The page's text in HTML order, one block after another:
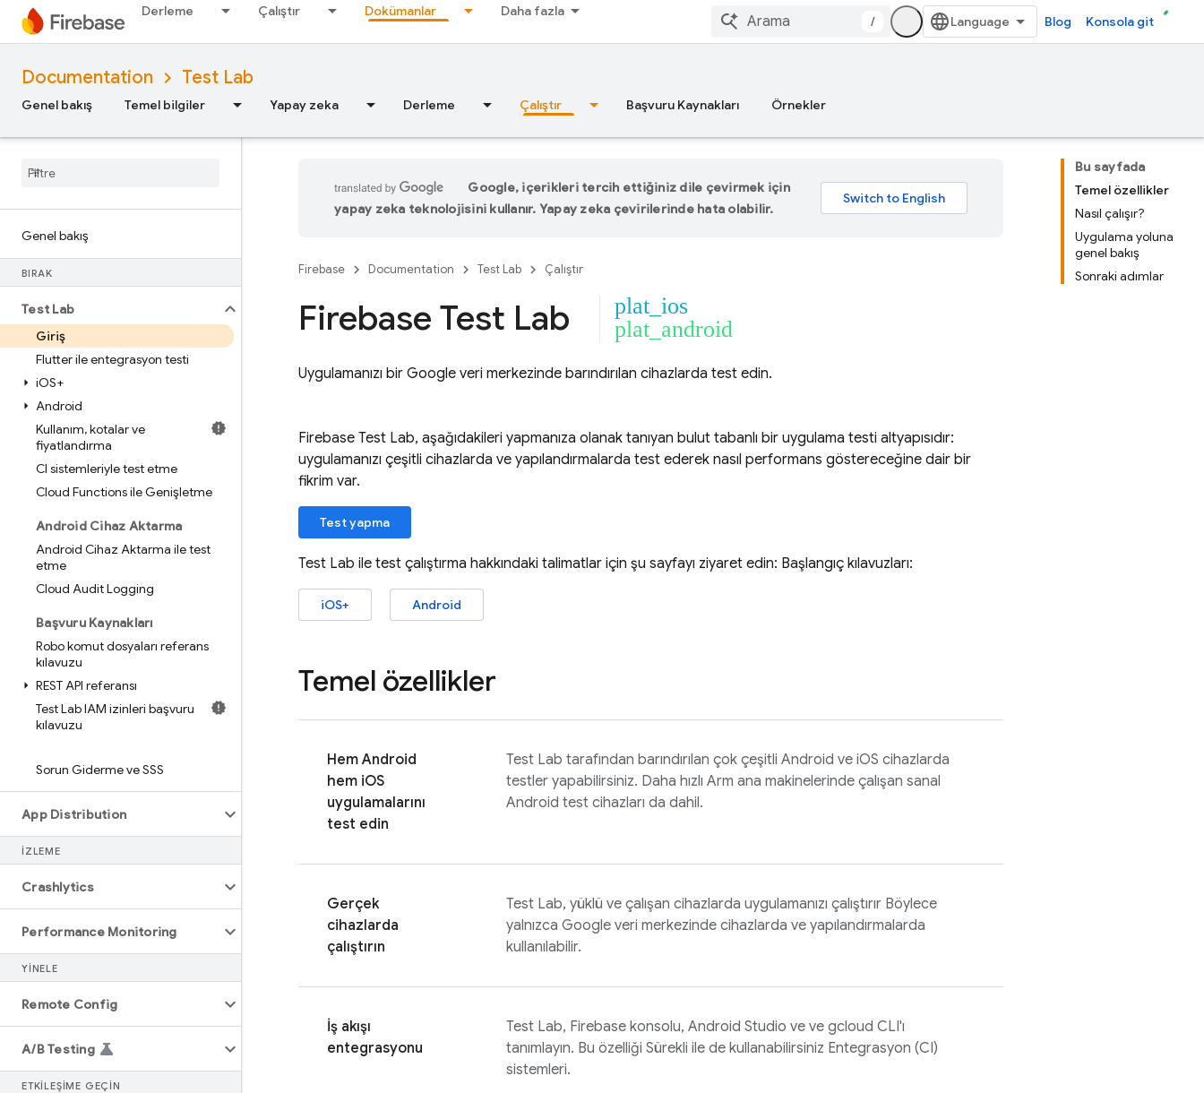
Derleme Çalıştır Dokümanlar Daha fazla
/ Blog Konsola git
Documentation Test Lab
Genel bakış Temel bilgiler Yapay zeka Derleme Çalıştır Başvuru Kaynakları Örnekler
Genel bakış
BIRAK
Test Lab
Giriş
Flutter ile entegrasyon testi
iOS+
Android
Kullanım,kotalar ve
fiyatlandırma
CI sistemleriyle test etme
Cloud Functions ile Genişletme
Android Cihaz Aktarma
Android Cihaz Aktarma ile test
etme
Cloud Audit Logging
Başvuru Kaynakları
Robo komut dosyaları referans
kılavuzu
REST API referansı
Test Lab IAM izinleri başvuru
kılavuzu
Sorun Giderme ve SSS
App Distribution
İZLEME
Crashlytics
Performance Monitoring
YINELE
Remote Config
A/B Testing
ETKILEŞIME GEÇIN
Bu sayfada
Temel özellikler
Nasıl çalışır?
Uygulama yoluna
genel bakış
Sonraki adımlar
Google, içerikleri tercih ettiğiniz dile çevirmek için
yapay zeka teknolojisini kullanır. Yapay zeka çevirilerinde hata olabilir.
Firebase Documentation Test Lab Çalıştır
Firebase Test Lab
plat_ios
plat_android
Uygulamanızı bir Google veri merkezinde barındırılan cihazlarda test edin.
Firebase Test Lab, aşağıdakileri yapmanıza olanak tanıyan bulut tabanlı bir uygulama testi altyapısıdır:
uygulamanızı çeşitli cihazlarda ve yapılandırmalarda test ederek nasıl performans göstereceğine dair bir
fikrim var.
Test yapma
Test Lab ile test çalıştırma hakkındaki talimatlar için şu sayfayı ziyaret edin: Başlangıç kılavuzları:
iOS+ Android
Temel özellikler
Hem Android
hem iOS
uygulamalarını
test edin
Test Lab tarafından barındırılan çok çeşitli Android ve iOS cihazlarda
testler yapabilirsiniz. Daha hızlı Arm ana makinelerinde çalışan sanal
Android test cihazları da dahil.
Gerçek
cihazlarda
çalıştırın
Test Lab, yüklü ve çalışan cihazlarda uygulamanızı çalıştırır Böylece
yalnızca Google veri merkezinde cihazlarda ve yapılandırmalarda
kullanılabilir.
İş akışı
entegrasyonu
Test Lab, Firebase konsolu, Android Studio ve ve gcloud CLI'ı
tanımlayın. Bu özelliği Sürekli ile de kullanabilirsiniz Entegrasyon (CI)
sistemleri.